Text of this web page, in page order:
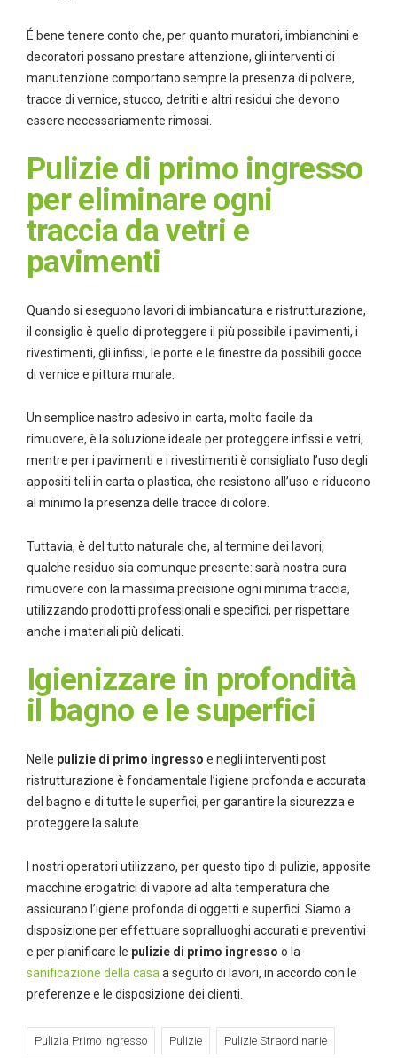
É bene tenere conto che, per quanto muratori, imbianchini e
decoratori possano prestare attenzione, gli interventi di
manutenzione comportano sempre la presenza di polvere,
tracce di vernice, stucco, detriti e altri residui che devono
essere necessariamente rimossi.
Pulizie di primo ingresso
per eliminare ogni
traccia da vetri e
pavimenti
Quando si eseguono lavori di imbiancatura e ristrutturazione,
il consiglio è quello di proteggere il più possibile i pavimenti, i
rivestimenti, gli infissi, le porte e le finestre da possibili gocce
di vernice e pittura murale.
Un semplice nastro adesivo in carta, molto facile da
rimuovere, è la soluzione ideale per proteggere infissi e vetri,
mentre per i pavimenti e i rivestimenti è consigliato l’uso degli
appositi teli in carta o plastica, che resistono all’uso e riducono
al minimo la presenza delle tracce di colore.
Tuttavia, è del tutto naturale che, al termine dei lavori,
qualche residuo sia comunque presente: sarà nostra cura
rimuovere con la massima precisione ogni minima traccia,
utilizzando prodotti professionali e specifici, per rispettare
anche i materiali più delicati.
Igienizzare in profondità
il bagno e le superfici
Nelle pulizie di primo ingresso e negli interventi post
ristrutturazione è fondamentale l’igiene profonda e accurata
del bagno e di tutte le superfici, per garantire la sicurezza e
proteggere la salute.
I nostri operatori utilizzano, per questo tipo di pulizie, apposite
macchine erogatrici di vapore ad alta temperatura che
assicurano l’igiene profonda di oggetti e superfici. Siamo a
disposizione per effettuare sopralluoghi accurati e preventivi
e per pianificare le pulizie di primo ingresso o la
sanificazione della casa a seguito di lavori, in accordo con le
preferenze e le disposizione dei clienti.
Pulizia Primo Ingresso Pulizie Pulizie Straordinarie